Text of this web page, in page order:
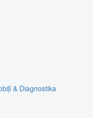
& Diagnostika